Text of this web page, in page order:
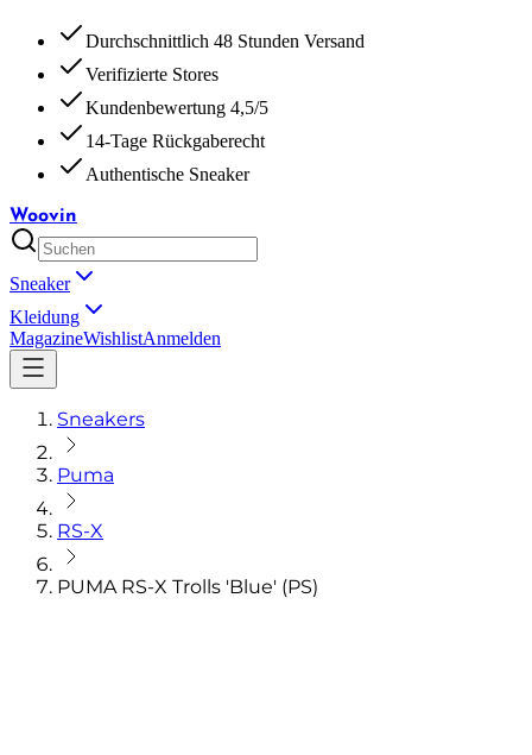
Durchschnittlich 48 Stunden Versand
Verifizierte Stores
Kundenbewertung 4,5/5
14-Tage Rückgaberecht
Authentische Sneaker
Woovin
Sneaker
Kleidung
MagazineWishlistAnmelden
Sneakers
Puma
RS-X
PUMA RS-X Trolls 'Blue' (PS)